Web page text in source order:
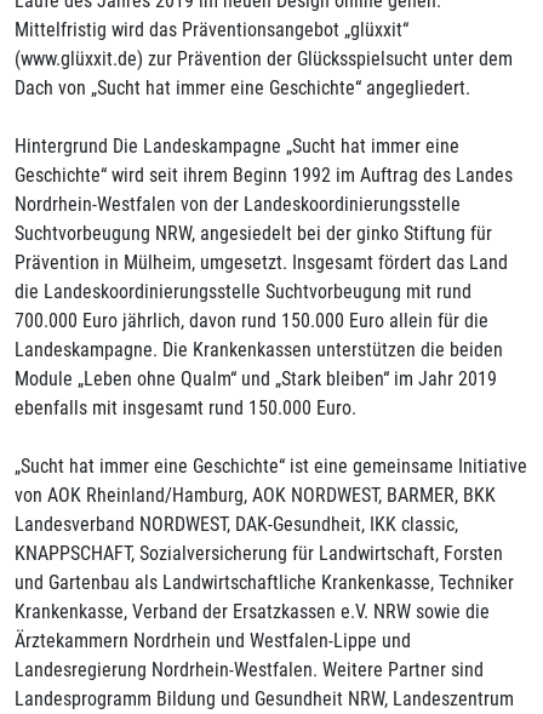
Mittelfristig wird das Präventionsangebot „glüxxit“
(www.glüxxit.de) zur Prävention der Glücksspielsucht unter dem
Dach von „Sucht hat immer eine Geschichte“ angegliedert.
Hintergrund Die Landeskampagne „Sucht hat immer eine
Geschichte“ wird seit ihrem Beginn 1992 im Auftrag des Landes
Nordrhein-Westfalen von der Landeskoordinierungsstelle
Suchtvorbeugung NRW, angesiedelt bei der ginko Stiftung für
Prävention in Mülheim, umgesetzt. Insgesamt fördert das Land
die Landeskoordinierungsstelle Suchtvorbeugung mit rund
700.000 Euro jährlich, davon rund 150.000 Euro allein für die
Landeskampagne. Die Krankenkassen unterstützen die beiden
Module „Leben ohne Qualm“ und „Stark bleiben“ im Jahr 2019
ebenfalls mit insgesamt rund 150.000 Euro.
„Sucht hat immer eine Geschichte“ ist eine gemeinsame Initiative
von AOK Rheinland/Hamburg, AOK NORDWEST, BARMER, BKK
Landesverband NORDWEST, DAK-Gesundheit, IKK classic,
KNAPPSCHAFT, Sozialversicherung für Landwirtschaft, Forsten
und Gartenbau als Landwirtschaftliche Krankenkasse, Techniker
Krankenkasse, Verband der Ersatzkassen e.V. NRW sowie die
Ärztekammern Nordrhein und Westfalen-Lippe und
Landesregierung Nordrhein-Westfalen. Weitere Partner sind
Landesprogramm Bildung und Gesundheit NRW, Landeszentrum